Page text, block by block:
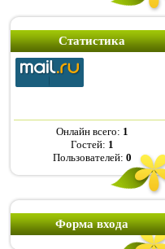
Статистика
Онлайн всего: 1
Гостей: 1
Пользователей: 0
Форма входа